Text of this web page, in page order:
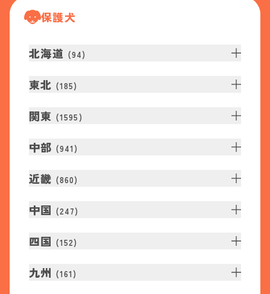
保護犬
北海道 (94)
東北 (185)
関東 (1595 )
中部 (941 )
近畿 (860)
中国 (247)
四国 (152)
九州 (161 )